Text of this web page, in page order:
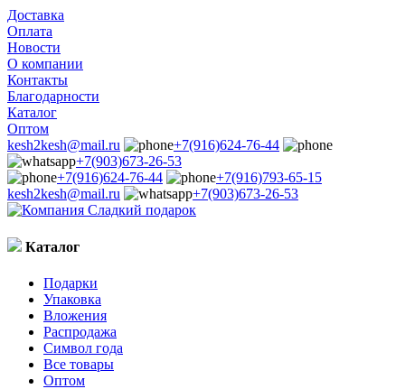
Доставка
Оплата
Новости
О компании
Контакты
Благодарности
Каталог
Оптом
kesh2kesh@mail.ru
+7(916)624-76-44
+7(903)673-26-53
+7(916)624-76-44
+7(916)793-65-15
kesh2kesh@mail.ru
+7(903)673-26-53
Каталог
Подарки
Упаковка
Вложения
Распродажа
Символ года
Все товары
Оптом